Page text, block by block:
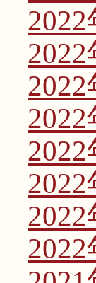
2022
2022
2022
2022
2022
2022
2022
2022